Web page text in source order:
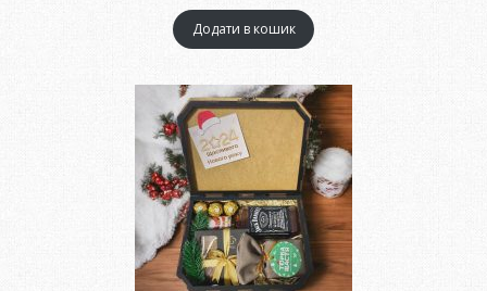
Додати в кошик